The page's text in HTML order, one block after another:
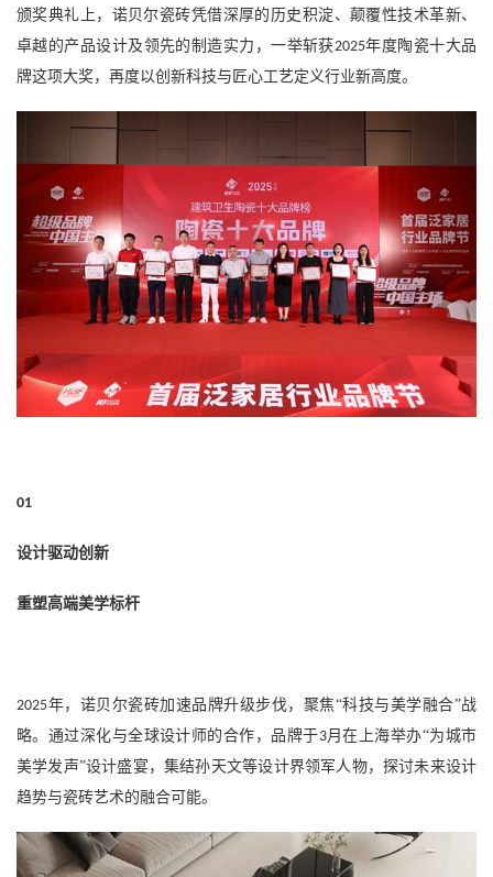
颁奖典礼上， 诺贝尔瓷砖凭借深厚的历史积淀、颠覆性技术革新、
卓越的产品设计及领先的制造实力，一举斩获2025年度陶瓷十大品
牌这项大奖，再度以创新科技与匠心工艺定义行业新高度。
01
设计驱动创新
重塑高端美学标杆
2025年，诺贝尔瓷砖加速品牌升级步伐，聚焦“科技与美学融合”战
略。通过深化与全球设计师的合作，品牌于3月在上海举办“为城市
美学发声”设计盛宴，集结孙天文等设计界领军人物，探讨未来设计
趋势与瓷砖艺术的融合可能。